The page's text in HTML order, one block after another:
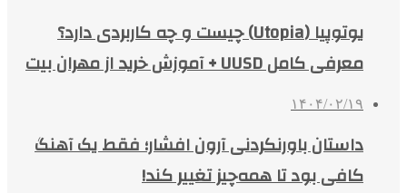
یوتوپیا (Utopia) چیست و چه کاربردی دارد؟
معرفی کامل UUSD + آموزش خرید از مهران بیت
۱۴۰۴/۰۲/۱۹
داستان باورنکردنی آرون افشار؛ فقط یک آهنگ
کافی بود تا همه‌چیز تغییر کند!